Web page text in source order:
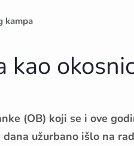
kampa
(OB) koji se i ove
užurbano išlo na